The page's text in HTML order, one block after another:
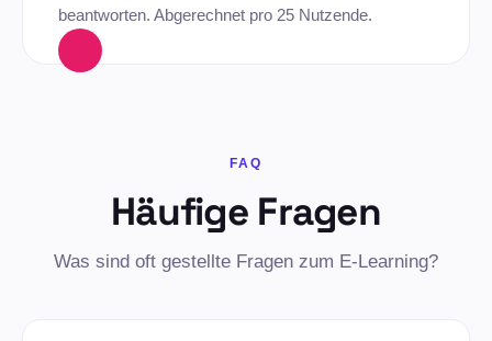
beantworten. Abgerechnet pro 25 Nutzende.
FAQ
Häufige Fragen
Was sind oft gestellte Fragen zum E-Learning?